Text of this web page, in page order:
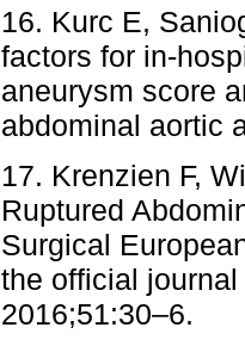
16. Kurc E,
factors for in-
aneurysm score
abdominal aortic
17. Krenzien F,
Ruptured
Surgical
the official
2016;51:30–6.